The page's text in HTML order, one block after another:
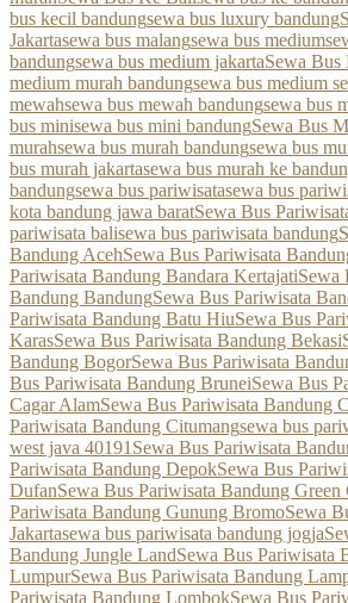
bus kecil bandungsewa bus luxury bandung
Jakartasewa bus malangsewa bus medium
bandungsewa bus medium jakartaSewa Bus
medium murah bandungsewa bus medium
mewahsewa bus mewah bandungsewa bus
bus minisewa bus mini bandungSewa Bus
murahsewa bus murah bandungsewa bus
bus murah jakartasewa bus murah ke
bandungsewa bus pariwisatasewa bus
kota bandung jawa baratSewa Bus
pariwisata balisewa bus pariwisata bandung
Bandung AcehSewa Bus Pariwisata
Pariwisata Bandung Bandara KertajatiSewa
Bandung BandungSewa Bus Pariwisata
Pariwisata Bandung Batu HiuSewa Bus
KarasSewa Bus Pariwisata Bandung Bekasi
Bandung BogorSewa Bus Pariwisata
Bus Pariwisata Bandung BruneiSewa Bus
Cagar AlamSewa Bus Pariwisata Bandung
Pariwisata Bandung Citumangsewa bus
west java 40191Sewa Bus Pariwisata
Pariwisata Bandung DepokSewa Bus
DufanSewa Bus Pariwisata Bandung Green
Pariwisata Bandung Gunung BromoSewa
Jakartasewa bus pariwisata bandung jogja
Bandung Jungle LandSewa Bus Pariwisata
LumpurSewa Bus Pariwisata Bandung
Pariwisata Bandung LombokSewa Bus